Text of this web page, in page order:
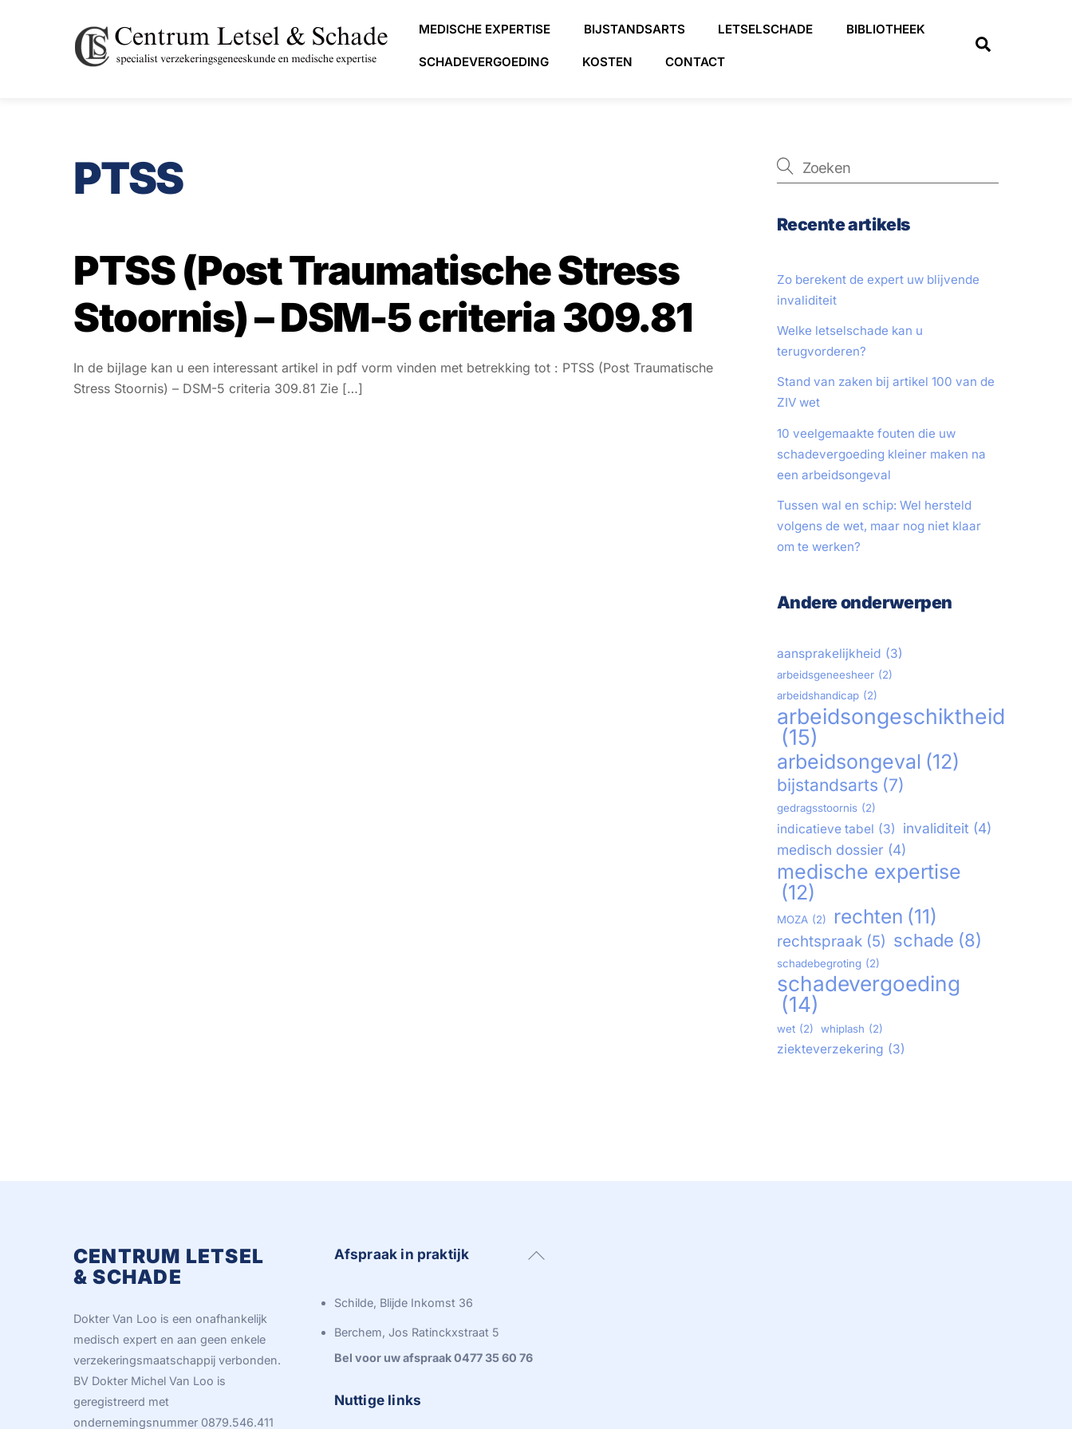
MEDISCHE EXPERTISE BIJSTANDSARTS LETSELSCHADE BIBLIOTHEEK
SCHADEVERGOEDING KOSTEN CONTACT
PTSS
PTSS (Post Traumatische Stress
Stoornis) – DSM-5 criteria 309.81
In de bijlage kan u een interessant artikel in pdf vorm vinden met betrekking tot : PTSS (Post Traumatische
Stress Stoornis) – DSM-5 criteria 309.81 Zie […]
Recente artikels
Zo berekent de expert uw blijvende
invaliditeit
Welke letselschade kan u
terugvorderen?
Stand van zaken bij artikel 100 van de
ZIV wet
10 veelgemaakte fouten die uw
schadevergoeding kleiner maken na
een arbeidsongeval
Tussen wal en schip: Wel hersteld
volgens de wet, maar nog niet klaar
om te werken?
Andere onderwerpen
aansprakelijkheid (3)
arbeidsgeneesheer (2)
arbeidshandicap (2)
arbeidsongeschiktheid
(15)
arbeidsongeval (12)
bijstandsarts (7)
gedragsstoornis (2)
indicatieve tabel (3) invaliditeit (4)
medisch dossier (4)
medische expertise
(12)
MOZA (2) rechten (11)
rechtspraak (5) schade (8)
schadebegroting (2)
schadevergoeding
(14)
wet (2) whiplash (2)
ziekteverzekering (3)
Back
CENTRUM LETSEL
& SCHADE
Dokter Van Loo is een onafhankelijk
medisch expert en aan geen enkele
verzekeringsmaatschappij verbonden.
BV Dokter Michel Van Loo is
geregistreerd met
ondernemingsnummer 0879.546.411
Afspraak in praktijk
Schilde, Blijde Inkomst 36
Berchem, Jos Ratinckxstraat 5
Bel voor uw afspraak 0477 35 60 76
Nuttige links